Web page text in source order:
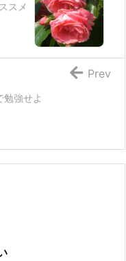
スメ
勉強せよ
Prev